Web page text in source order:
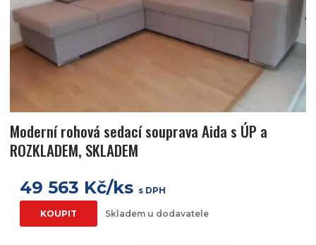
Moderní rohová sedací souprava Aida s ÚP a
ROZKLADEM, SKLADEM
49 563 Kč/ks s DPH
KOUPIT Skladem u dodavatele